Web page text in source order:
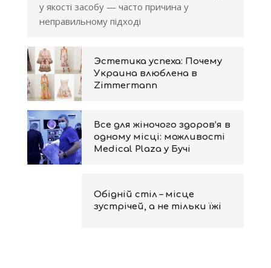
у якості засобу — часто причина у
неправильному підході
Эстетика успеха: Почему
Украина влюблена в
Zimmermann
Все для жіночого здоров’я в
одному місці: можливості
Medical Plaza у Бучі
Обідній стіл – місце
зустрічей, а не тільки їжі